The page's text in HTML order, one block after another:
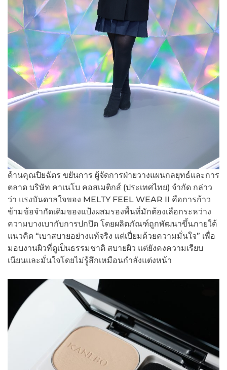
ด้านคุณปิยฉัตร ขยันการ ผู้จัดการฝ่ายวางแผนกลยุทธ์และการ
ตลาด บริษัท คาเนโบ คอสเมติกส์ (ประเทศไทย) จำกัด กล่าว
ว่า แรงบันดาลใจของ MELTY FEEL WEAR II คือการก้าว
ข้ามข้อจำกัดเดิมของแป้งผสมรองพื้นที่มักต้องเลือกระหว่าง
ความบางเบากับการปกปิด โดยผลิตภัณฑ์ถูกพัฒนาขึ้นภายใต้
แนวคิด “เบาสบายอย่างแท้จริง แต่เปี่ยมด้วยความมั่นใจ” เพื่อ
มอบงานผิวที่ดูเป็นธรรมชาติ สบายผิว แต่ยังคงความเรียบ
เนียนและมั่นใจโดยไม่รู้สึกเหมือนกำลังแต่งหน้า